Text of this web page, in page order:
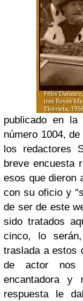
publicado en la
número 1004,
los redactores
breve encuesta
esos que dieron
con su oficio y
de ser de este
sido tratados
cinco, lo
traslada a estos
de actor nos
encantadora y
respuesta le